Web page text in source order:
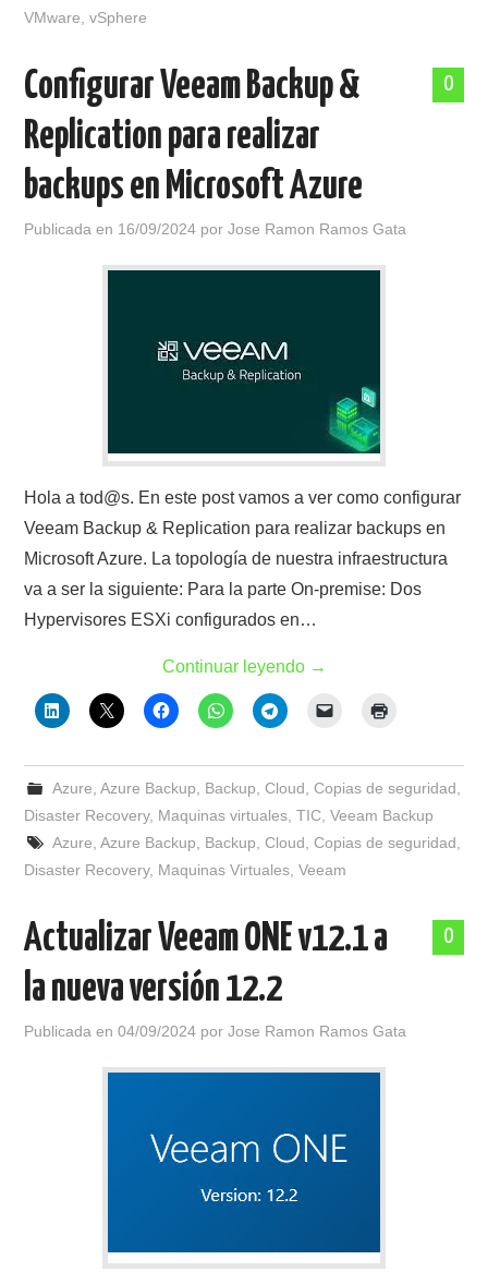
VMware ,vSphere
0
Configurar Veeam Backup &
Replication para realizar
backups en Microsoft Azure
Publicada en 16/09/2024 porJose Ramon Ramos Gata
Hola a tod@s. En este post vamos a ver como configurar
Veeam Backup & Replication para realizar backups en
Microsoft Azure. La topología de nuestra infraestructura
va a ser la siguiente: Para la parte On-premise: Dos
Hypervisores ESXi configurados en…
Continuar leyendo →
Azure Azure Backup Backup Cloud Copias de seguridad
Disaster Recovery, Maquinas virtuales ,TIC ,Veeam Backup
Azure Azure Backup Backup Cloud Copias de seguridad
Disaster Recovery, Maquinas Virtuales ,Veeam
0
Actualizar Veeam ONE v12.1 a
la nueva versión 12.2
Publicada en04/09/2024 porJose Ramon Ramos Gata